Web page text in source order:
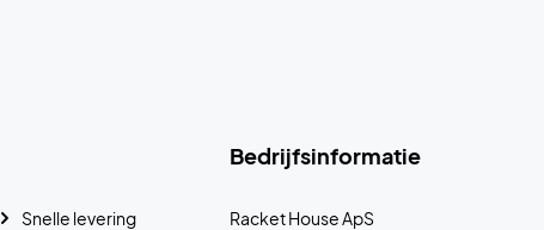
Bedrijfsinformatie
Racket House ApS
Snelle levering